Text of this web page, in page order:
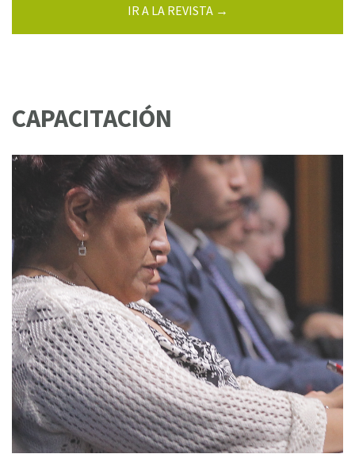
IR A LA REVISTA →
CAPACITACIÓN